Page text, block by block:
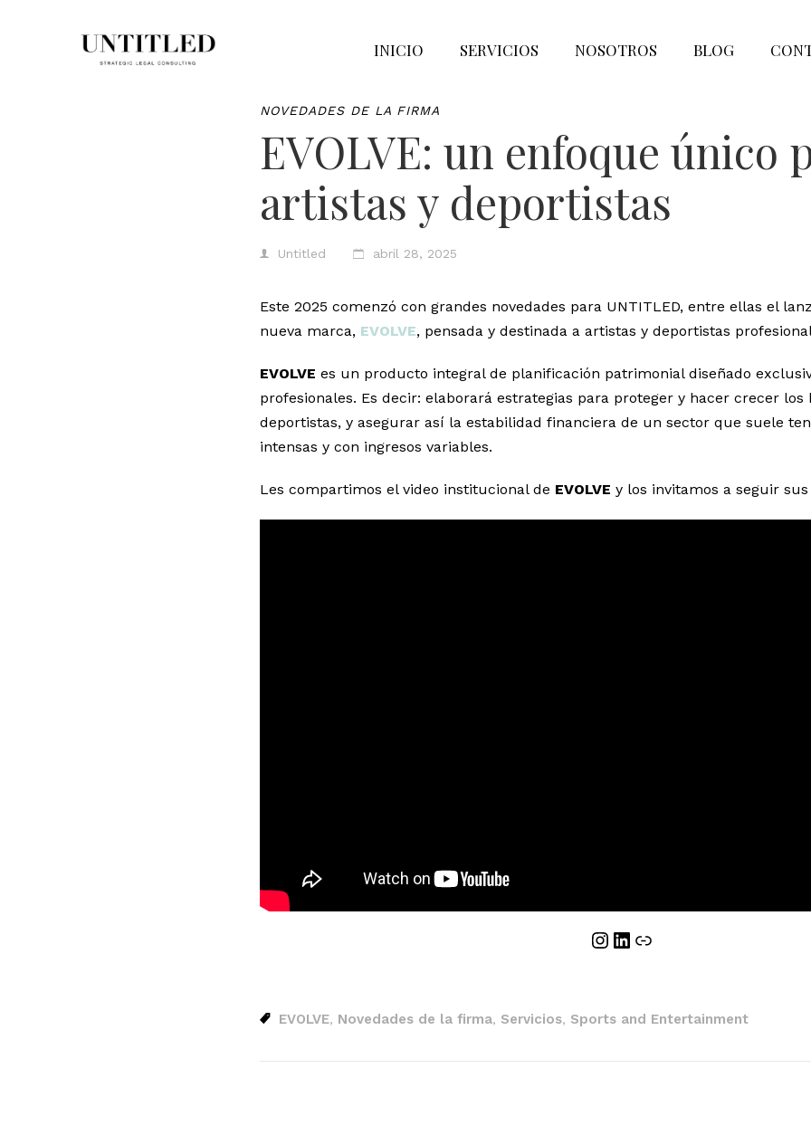
INICIO SERVICIOS NOSOTROS BLOG
NOVEDADES DE LA FIRMA
EVOLVE: un enfoque único
artistas y deportistas
Untitled abril 28, 2025
Este 2025 comenzó con grandes novedades para UNTITLED, entre ellas el
nueva marca, EVOLVE, pensada y destinada a artistas y deportistas
EVOLVE es un producto integral de planificación patrimonial diseñado
profesionales. Es decir: elaborará estrategias para proteger y hacer crecer los
deportistas, y asegurar así la estabilidad financiera de un sector que suele
intensas y con ingresos variables.
Les compartimos el video institucional de EVOLVE y los invitamos a seguir
Instagram
LinkedIn
Enlace
EVOLVE, Novedades de la firma, Servicios, Sports and Entertainment